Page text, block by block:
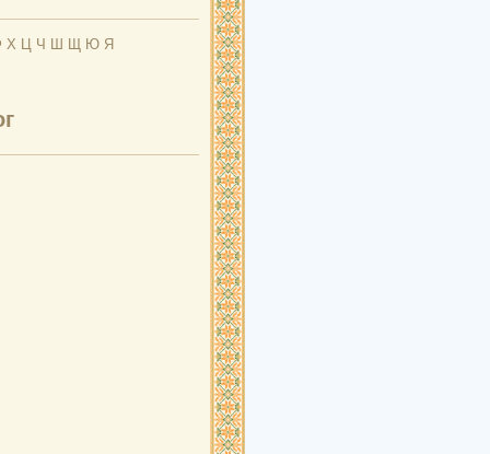
Х Ц Ч Ш Щ Ю Я